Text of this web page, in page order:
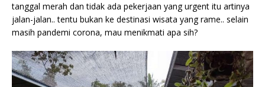
tanggal merah dan tidak ada pekerjaan yang urgent itu artinya
jalan-jalan.. tentu bukan ke destinasi wisata yang rame.. selain
masih pandemi corona, mau menikmati apa sih?